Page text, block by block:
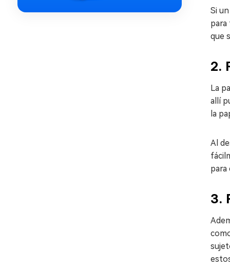
Si
para
que
2.
La
allí
la
Al
para
3.